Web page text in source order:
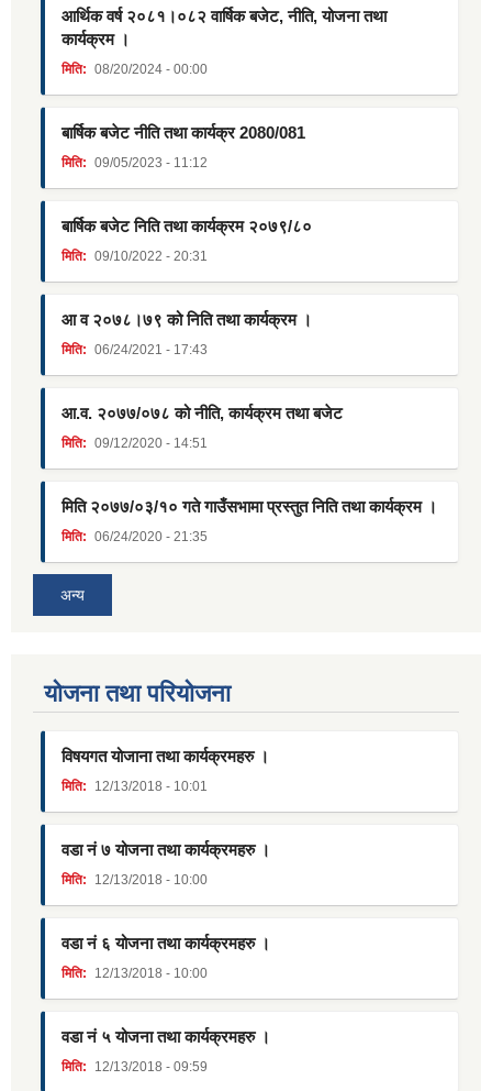
आर्थिक वर्ष २०८१।०८२ वार्षिक बजेट, नीति, योजना तथा
कार्यक्रम ।
मिति: 08/20/2024 - 00:00
बार्षिक बजेट नीति तथा कार्यक्र 2080/081
मिति: 09/05/2023 - 11:12
बार्षिक बजेट निति तथा कार्यक्रम २०७९/८०
मिति: 09/10/2022 - 20:31
आ व २०७८।७९ को निति तथा कार्यक्रम ।
मिति: 06/24/2021 - 17:43
आ.व. २०७७/०७८ को नीति, कार्यक्रम तथा बजेट
मिति: 09/12/2020 - 14:51
मिति २०७७/०३/१० गते गाउँसभामा प्रस्तुत निति तथा कार्यक्रम ।
मिति: 06/24/2020 - 21:35
अन्य
याेजना तथा परियाेजना
विषयगत योजाना तथा कार्यक्रमहरु ।
मिति: 12/13/2018 - 10:01
वडा नं ७ योजना तथा कार्यक्रमहरु ।
मिति: 12/13/2018 - 10:00
वडा नं ६ योजना तथा कार्यक्रमहरु ।
मिति: 12/13/2018 - 10:00
वडा नं ५ योजना तथा कार्यक्रमहरु ।
मिति: 12/13/2018 - 09:59